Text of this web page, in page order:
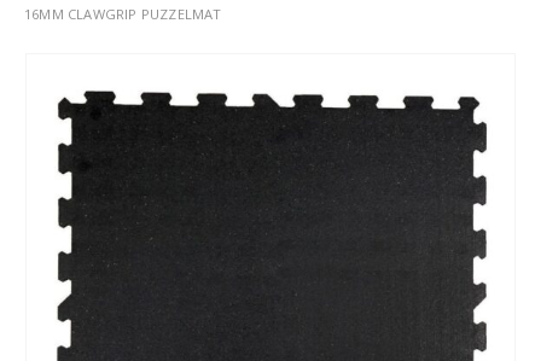
16MM CLAWGRIP PUZZELMAT